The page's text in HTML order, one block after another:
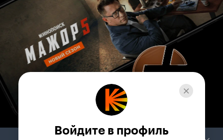
Войдите в профиль